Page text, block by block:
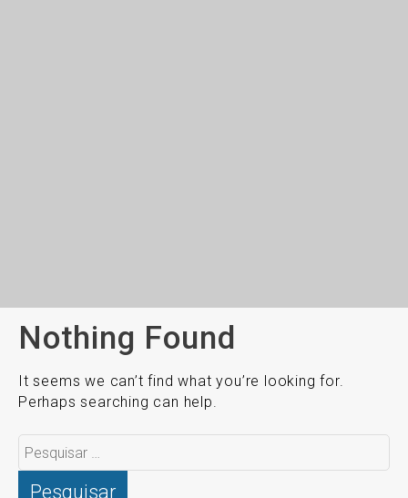
Nothing Found
It seems we can’t find what you’re looking for.
Perhaps searching can help.
Pesquisar
por: